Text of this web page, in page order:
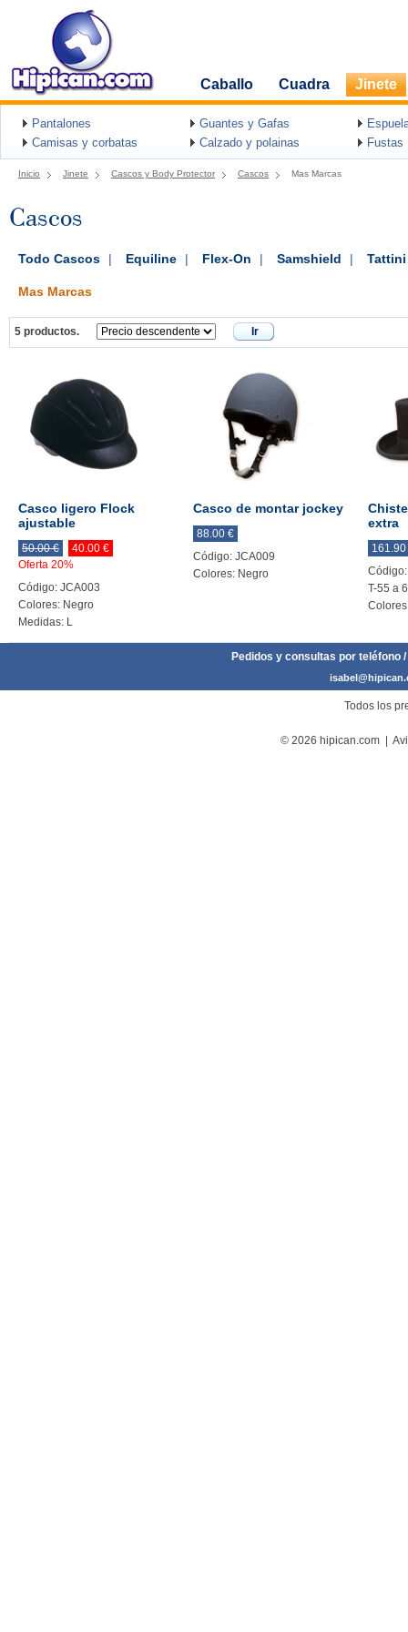
Caballo Cuadra Jinete
Pantalones Guantes y Gafas
Camisas y corbatas
Calzado y polainas Fustas
Inicio Jinete Cascos y Body Protector Cascos Mas Marcas
Cascos
Todo Cascos | Equiline | Flex-On | Samshield | Tattini
Mas Marcas
5 productos. Ir
Casco ligero Flock
ajustable
50.00 €
40.00 €
Oferta 20%
Código: JCA003
Colores: Negro
Medidas: L
Casco de montar jockey
88.00 €
Código: JCA009
Colores: Negro
extra
161.90
T-55 a
Pedidos y consultas por teléfono
Todos los
© 2026 hipican.com |